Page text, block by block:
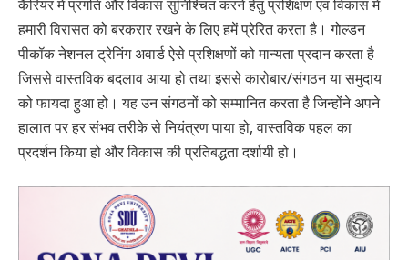
कैरियर में प्रगति और विकास सुनिश्चित करने हेतु प्रशिक्षण एवं विकास में
हमारी विरासत को बरकरार रखने के लिए हमें प्रेरित करता है। गोल्डन
पीकॉक नेशनल ट्रेनिंग अवार्ड ऐसे प्रशिक्षणों को मान्यता प्रदान करता है
जिससे वास्तविक बदलाव आया हो तथा इससे कारोबार/संगठन या समुदाय
को फायदा हुआ हो। यह उन संगठनों को सम्मानित करता है जिन्होंने अपने
हालात पर हर संभव तरीके से नियंत्रण पाया हो, वास्तविक पहल का
प्रदर्शन किया हो और विकास की प्रतिबद्धता दर्शायी हो।